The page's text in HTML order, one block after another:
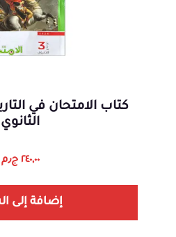
كتاب الامتحان في
الثانوي
٢٤٠,٠٠ ج٫م
إضافة إلى